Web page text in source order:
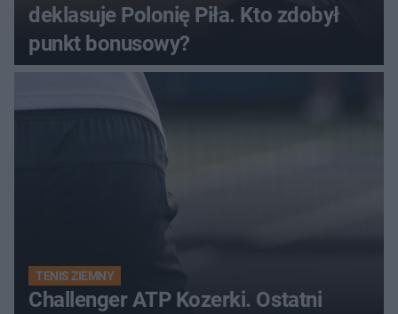
deklasuje Polonię Piła. Kto zdobył
punkt bonusowy?
TENIS ZIEMNY
Challenger ATP Kozerki. Ostatni